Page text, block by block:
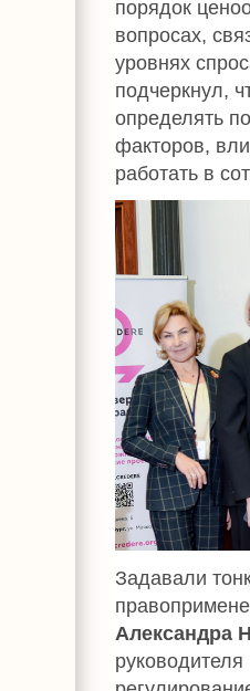
порядок
вопросах,
уровнях
подчеркнул,
определять
факторов,
работать в
Задавали
Александра